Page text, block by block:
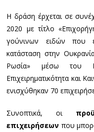
Η δράση έρχεται σε
2020 με τίτλο
γούνινων ειδών που
κατάσταση στην
Ρωσία» μέσω του
Επιχειρηματικότητα και
ενισχύθηκαν 70
Συνοπτικά, οι
επιχειρήσεων που